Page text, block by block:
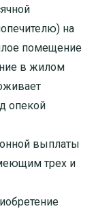
на
помещение
в жилом
опекой
выплаты
трех и